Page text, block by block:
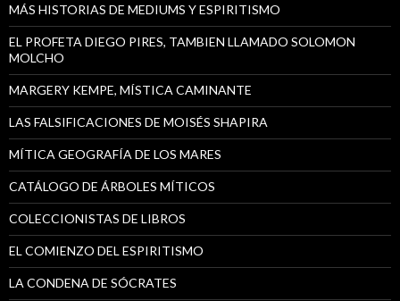
MÁS HISTORIAS DE MEDIUMS Y ESPIRITISMO
EL PROFETA DIEGO PIRES, TAMBIEN LLAMADO SOLOMON
MOLCHO
MARGERY KEMPE, MÍSTICA CAMINANTE
LAS FALSIFICACIONES DE MOISÉS SHAPIRA
MÍTICA GEOGRAFÍA DE LOS MARES
CATÁLOGO DE ÁRBOLES MÍTICOS
COLECCIONISTAS DE LIBROS
EL COMIENZO DEL ESPIRITISMO
LA CONDENA DE SÓCRATES